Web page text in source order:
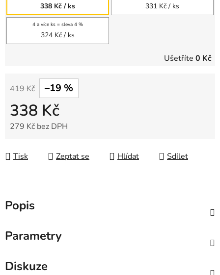
338 Kč / ks 331 Kč / ks
4 a více ks = sleva 4 %
324 Kč / ks
Ušetříte 0 Kč
419 Kč –19 %
338 Kč
279 Kč bez DPH
Tisk
Zeptat se Hlídat Sdílet
Popis
Parametry
Diskuze